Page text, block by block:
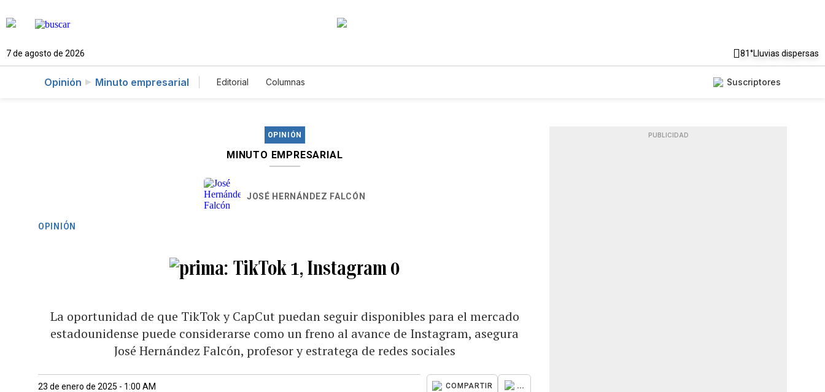
7 de agosto de 2026 81°Lluvias dispersas
Opinión Minuto empresarial Editorial Columnas Suscriptores
OPINIÓN
MINUTO EMPRESARIAL
JOSÉ HERNÁNDEZ FALCÓN
OPINIÓN
TikTok 1, Instagram 0
La oportunidad de que TikTok y CapCut puedan seguir disponibles para el mercado
estadounidense puede considerarse como un freno al avance de Instagram, asegura
José Hernández Falcón, profesor y estratega de redes sociales
23 de enero de 2025 - 1:00 AM COMPARTIR ...
PUBLICIDAD